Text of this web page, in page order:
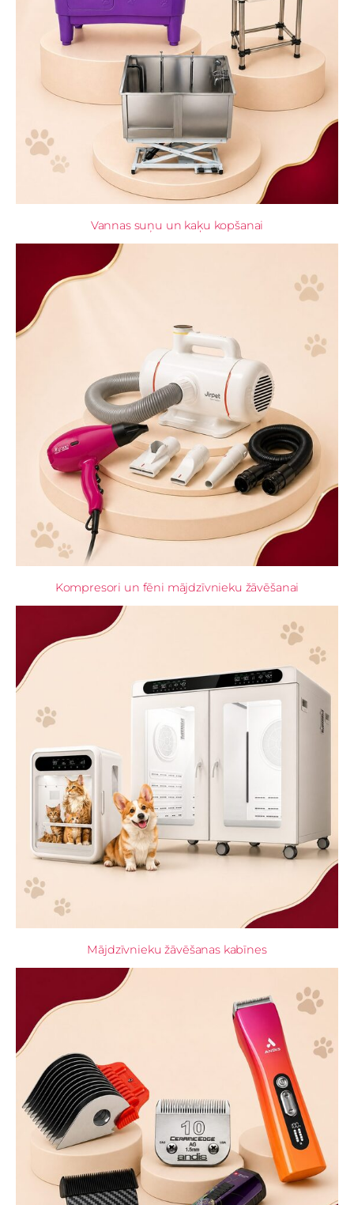
Vannas suņu un kaķu kopšanai
Kompresori un fēni mājdzīvnieku žāvēšanai
Mājdzīvnieku žāvēšanas kabīnes